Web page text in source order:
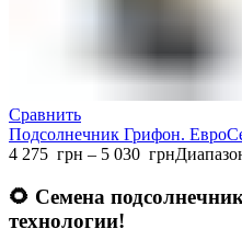
Сравнить
Подсолнечник Грифон.
4 275 грн – 5 030 грн
🌻 Семена
технологии!